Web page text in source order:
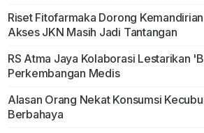
Riset Fitofarmaka Dorong
Akses JKN Masih Jadi Tantangan
RS Atma Jaya Kolaborasi Lestarikan
Perkembangan Medis
Alasan Orang Nekat Konsumsi
Berbahaya